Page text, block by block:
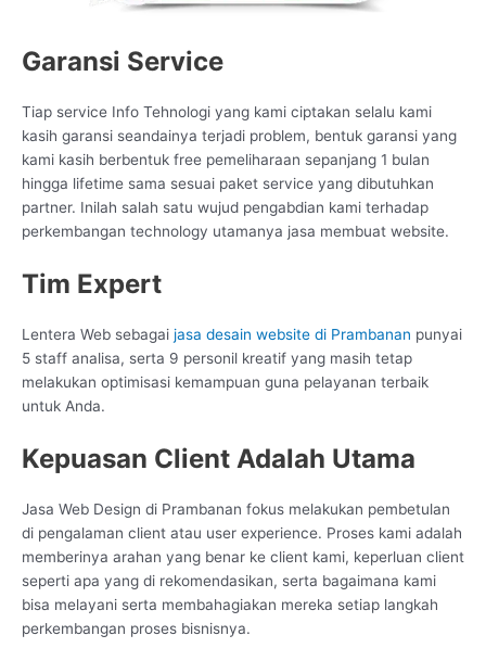
Garansi Service
Tiap service Info Tehnologi yang kami ciptakan selalu kami
kasih garansi seandainya terjadi problem, bentuk garansi yang
kami kasih berbentuk free pemeliharaan sepanjang 1 bulan
hingga lifetime sama sesuai paket service yang dibutuhkan
partner. Inilah salah satu wujud pengabdian kami terhadap
perkembangan technology utamanya jasa membuat website.
Tim Expert
Lentera Web sebagai jasa desain website di Prambanan punyai
5 staff analisa, serta 9 personil kreatif yang masih tetap
melakukan optimisasi kemampuan guna pelayanan terbaik
untuk Anda.
Kepuasan Client Adalah Utama
Jasa Web Design di Prambanan fokus melakukan pembetulan
di pengalaman client atau user experience. Proses kami adalah
memberinya arahan yang benar ke client kami, keperluan client
seperti apa yang di rekomendasikan, serta bagaimana kami
bisa melayani serta membahagiakan mereka setiap langkah
perkembangan proses bisnisnya.